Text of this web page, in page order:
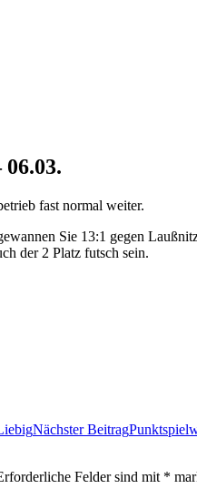
fast normal weiter.
Sie 13:1 gegen
der 2 Platz futsch sein.
Nächster Beitrag
Felder sind mit *